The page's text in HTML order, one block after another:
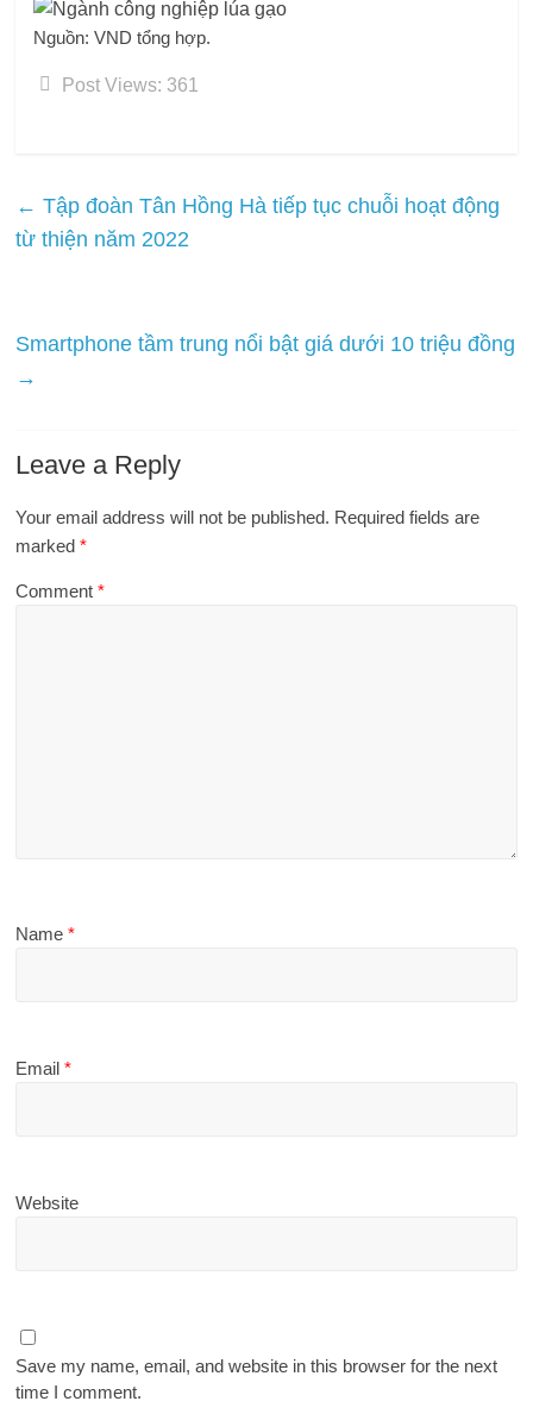
Nguồn: VND tổng hợp.
Post Views: 361
← Tập đoàn Tân Hồng Hà tiếp tục chuỗi hoạt động
từ thiện năm 2022
Smartphone tầm trung nổi bật giá dưới 10 triệu đồng
→
Leave a Reply
Your email address will not be published. Required fields are
marked*
Comment*
Name*
Email*
Website
Save my name, email, and website in this browser for the next
time I comment.